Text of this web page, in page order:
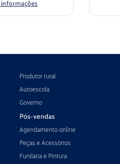
informações
Produtor rural
Autoescola
Governo
Pós-vendas
Agendamento online
Peças e Acessórios
Funilaria e Pintura